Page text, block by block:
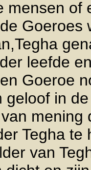
mensen of
Goeroes
leefde
Goeroe
geloof in
mening
Tegha te
van